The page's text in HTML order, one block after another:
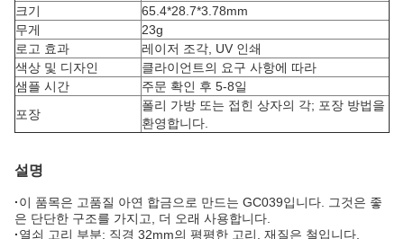
크기
65.4*28.7*3.78mm
무게
23g
로고 효과
레이저 조각, UV 인쇄
색상 및 디자인
클라이언트의 요구 사항에 따라
샘플 시간
주문 확인 후 5-8일
포장
폴리 가방 또는 접힌 상자의 각; 포장 방법을
환영합니다.
설명
·이 품목은 고품질 아연 합금으로 만드는 GC039입니다. 그것은 좋
은 단단한 구조를 가지고, 더 오래 사용합니다.
·열쇠 고리 부분: 직경 32mm의 평평한 고리, 재질은 철입니다.